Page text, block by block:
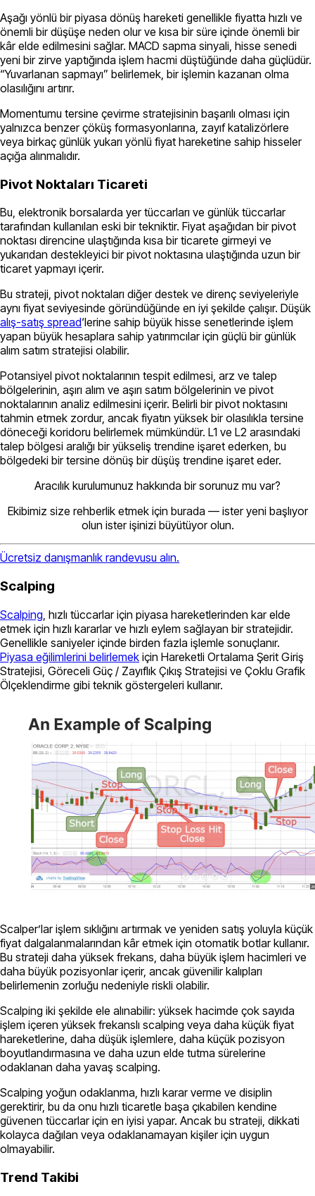
Aşağı yönlü bir piyasa dönüş hareketi genellikle fiyatta hızlı ve
önemli bir düşüşe neden olur ve kısa bir süre içinde önemli bir
kâr elde edilmesini sağlar. MACD sapma sinyali, hisse senedi
yeni bir zirve yaptığında işlem hacmi düştüğünde daha güçlüdür.
“Yuvarlanan sapmayı” belirlemek, bir işlemin kazanan olma
olasılığını artırır.
Momentumu tersine çevirme stratejisinin başarılı olması için
yalnızca benzer çöküş formasyonlarına, zayıf katalizörlere
veya birkaç günlük yukarı yönlü fiyat hareketine sahip hisseler
açığa alınmalıdır.
Pivot Noktaları Ticareti
Bu, elektronik borsalarda yer tüccarları ve günlük tüccarlar
tarafından kullanılan eski bir tekniktir. Fiyat aşağıdan bir pivot
noktası direncine ulaştığında kısa bir ticarete girmeyi ve
yukarıdan destekleyici bir pivot noktasına ulaştığında uzun bir
ticaret yapmayı içerir.
Bu strateji, pivot noktaları diğer destek ve direnç seviyeleriyle
aynı fiyat seviyesinde göründüğünde en iyi şekilde çalışır. Düşük
alış-satış spread‘lerine sahip büyük hisse senetlerinde işlem
yapan büyük hesaplara sahip yatırımcılar için güçlü bir günlük
alım satım stratejisi olabilir.
Potansiyel pivot noktalarının tespit edilmesi, arz ve talep
bölgelerinin, aşırı alım ve aşırı satım bölgelerinin ve pivot
noktalarının analiz edilmesini içerir. Belirli bir pivot noktasını
tahmin etmek zordur, ancak fiyatın yüksek bir olasılıkla tersine
döneceği koridoru belirlemek mümkündür. L1 ve L2 arasındaki
talep bölgesi aralığı bir yükseliş trendine işaret ederken, bu
bölgedeki bir tersine dönüş bir düşüş trendine işaret eder.
Aracılık kurulumunuz hakkında bir sorunuz mu var?
Ekibimiz size rehberlik etmek için burada — ister yeni başlıyor
olun ister işinizi büyütüyor olun.
Ücretsiz danışmanlık randevusu alın.
Scalping
Scalping , hızlı tüccarlar için piyasa hareketlerinden kar elde
etmek için hızlı kararlar ve hızlı eylem sağlayan bir stratejidir.
Genellikle saniyeler içinde birden fazla işlemle sonuçlanır.
Piyasa eğilimlerini belirlemek için Hareketli Ortalama Şerit Giriş
Stratejisi, Göreceli Güç / Zayıflık Çıkış Stratejisi ve Çoklu Grafik
Ölçeklendirme gibi teknik göstergeleri kullanır.
Scalper’lar işlem sıklığını artırmak ve yeniden satış yoluyla küçük
fiyat dalgalanmalarından kâr etmek için otomatik botlar kullanır.
Bu strateji daha yüksek frekans, daha büyük işlem hacimleri ve
daha büyük pozisyonlar içerir, ancak güvenilir kalıpları
belirlemenin zorluğu nedeniyle riskli olabilir.
Scalping iki şekilde ele alınabilir: yüksek hacimde çok sayıda
işlem içeren yüksek frekanslı scalping veya daha küçük fiyat
hareketlerine, daha düşük işlemlere, daha küçük pozisyon
boyutlandırmasına ve daha uzun elde tutma sürelerine
odaklanan daha yavaş scalping.
Scalping yoğun odaklanma, hızlı karar verme ve disiplin
gerektirir, bu da onu hızlı ticaretle başa çıkabilen kendine
güvenen tüccarlar için en iyisi yapar. Ancak bu strateji, dikkati
kolayca dağılan veya odaklanamayan kişiler için uygun
olmayabilir.
Trend Takibi